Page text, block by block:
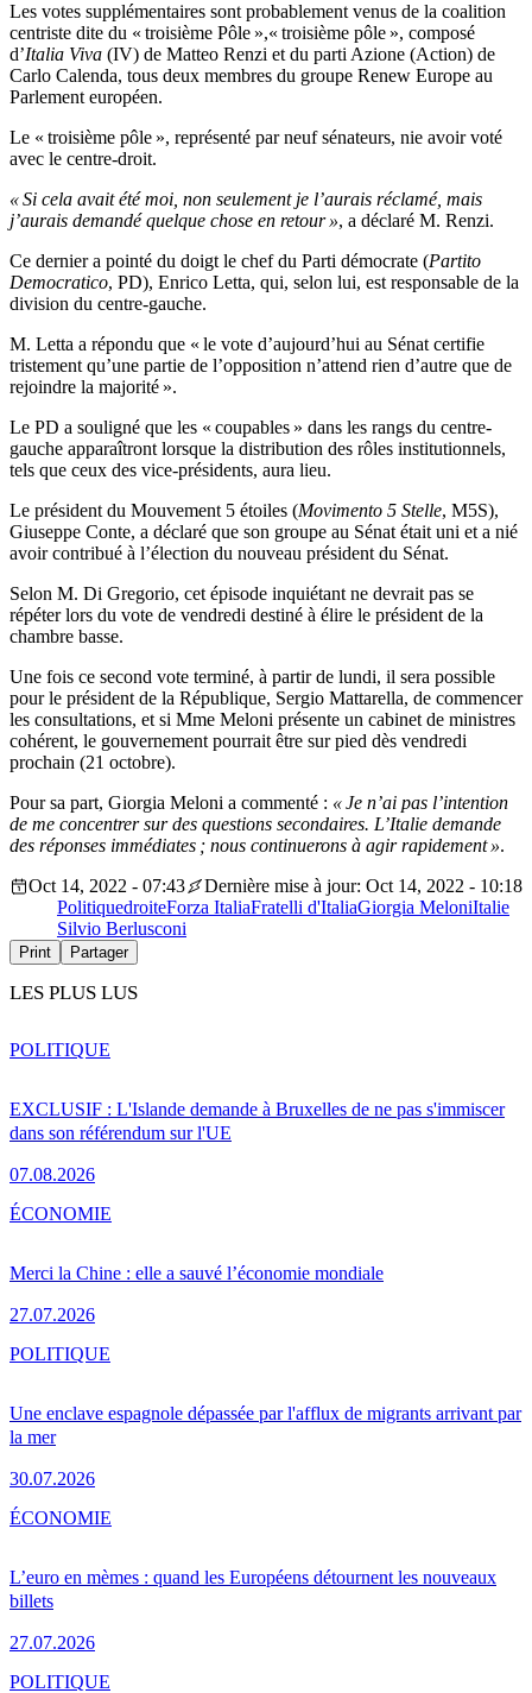
Les votes supplémentaires sont probablement venus de la coalition
centriste dite du « troisième Pôle »,« troisième pôle », composé
d’Italia Viva (IV) de Matteo Renzi et du parti Azione (Action) de
Carlo Calenda, tous deux membres du groupe Renew Europe au
Parlement européen.
Le « troisième pôle », représenté par neuf sénateurs, nie avoir voté
avec le centre-droit.
« Si cela avait été moi, non seulement je l’aurais réclamé, mais
j’aurais demandé quelque chose en retour », a déclaré M. Renzi.
Ce dernier a pointé du doigt le chef du Parti démocrate (Partito
Democratico, PD), Enrico Letta, qui, selon lui, est responsable de la
division du centre-gauche.
M. Letta a répondu que « le vote d’aujourd’hui au Sénat certifie
tristement qu’une partie de l’opposition n’attend rien d’autre que de
rejoindre la majorité ».
Le PD a souligné que les « coupables » dans les rangs du centre-
gauche apparaîtront lorsque la distribution des rôles institutionnels,
tels que ceux des vice-présidents, aura lieu.
Le président du Mouvement 5 étoiles (Movimento 5 Stelle, M5S),
Giuseppe Conte, a déclaré que son groupe au Sénat était uni et a nié
avoir contribué à l’élection du nouveau président du Sénat.
Selon M. Di Gregorio, cet épisode inquiétant ne devrait pas se
répéter lors du vote de vendredi destiné à élire le président de la
chambre basse.
Une fois ce second vote terminé, à partir de lundi, il sera possible
pour le président de la République, Sergio Mattarella, de commencer
les consultations, et si Mme Meloni présente un cabinet de ministres
cohérent, le gouvernement pourrait être sur pied dès vendredi
prochain (21 octobre).
Pour sa part, Giorgia Meloni a commenté : « Je n’ai pas l’intention
de me concentrer sur des questions secondaires. L’Italie demande
des réponses immédiates ; nous continuerons à agir rapidement ».
Oct 14, 2022 - 07:43
Dernière mise à jour: Oct 14, 2022 - 10:18
PolitiquedroiteForza ItaliaFratelli d'ItaliaGiorgia MeloniItalie
Silvio Berlusconi
Print Partager
LES PLUS LUS
EXCLUSIF : L'Islande demande à Bruxelles de ne pas s'immiscer
dans son référendum sur l'UE
07.08.2026
POLITIQUE
Merci la Chine : elle a sauvé l’économie mondiale
27.07.2026
ÉCONOMIE
Une enclave espagnole dépassée par l'afflux de migrants arrivant par
la mer
30.07.2026
POLITIQUE
L’euro en mèmes : quand les Européens détournent les nouveaux
billets
27.07.2026
ÉCONOMIE
POLITIQUE